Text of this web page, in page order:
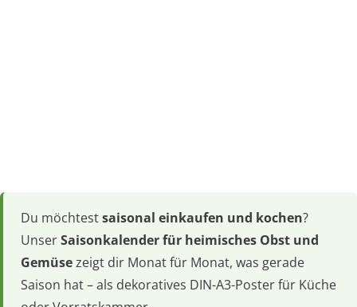
Du möchtestsaisonal einkaufen und kochen?
UnserSaisonkalender für heimisches Obst und
Gemüsezeigt dir Monat für Monat, was gerade
Saison hat – als dekoratives DIN-A3-Poster für Küche